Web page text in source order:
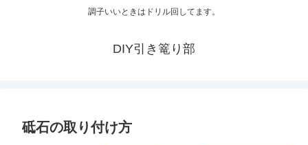
調子いいときはドリル回してます。
DIY引き篭り部
砥石の取り付け方